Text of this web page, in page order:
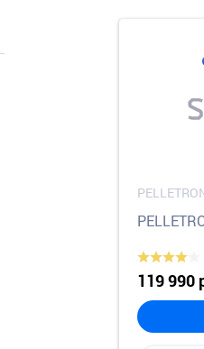
119 990